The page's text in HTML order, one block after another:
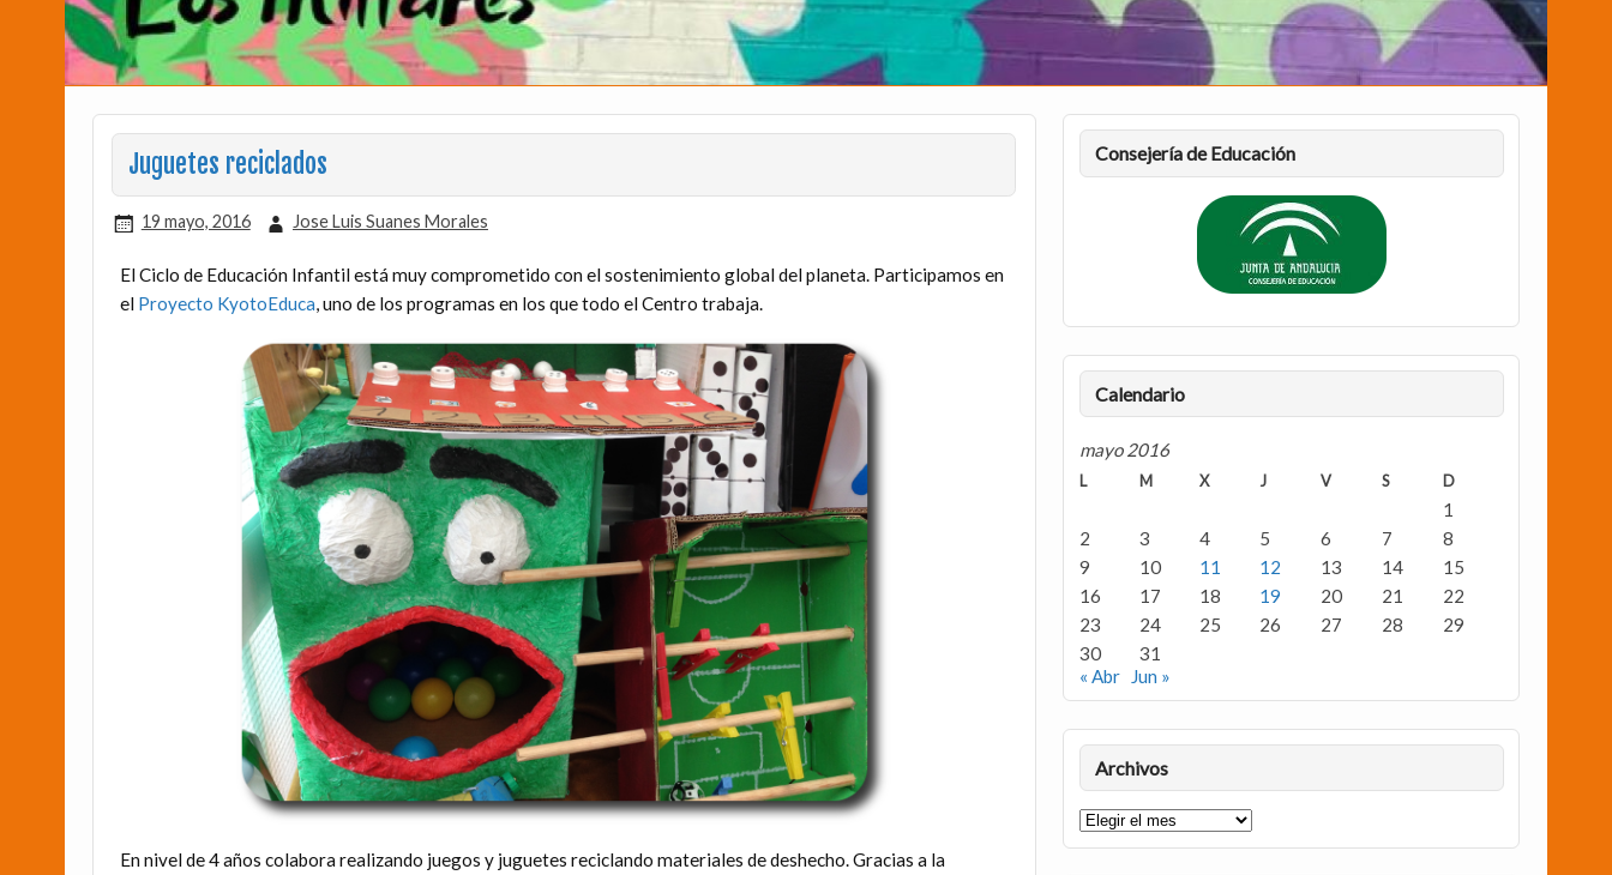
Juguetes reciclados
19 mayo, 2016 Jose Luis Suanes Morales
El Ciclo de Educación Infantil está muy comprometido con el sostenimiento global del planeta. Participamos en
el Proyecto KyotoEduca, uno de los programas en los que todo el Centro trabaja.
En nivel de 4 años colabora realizando juegos y juguetes reciclando materiales de deshecho. Gracias a la
Consejería de Educación
Calendario
mayo 2016
L M X J V S D
1
2
3 4 5 6 7
8
9
10 11 12 13 14
15
16
17 18 19 20 21
22
23
24 25 26 27 28
29
30
31
« Abr
Jun »
Archivos
Archivos